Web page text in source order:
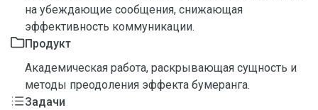
на убеждающие сообщения, снижающая
эффективность коммуникации.
Продукт
Академическая работа, раскрывающая сущность и
методы преодоления эффекта бумеранга.
Задачи